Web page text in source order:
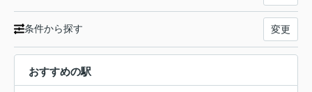
条件から探す 変更
おすすめの駅